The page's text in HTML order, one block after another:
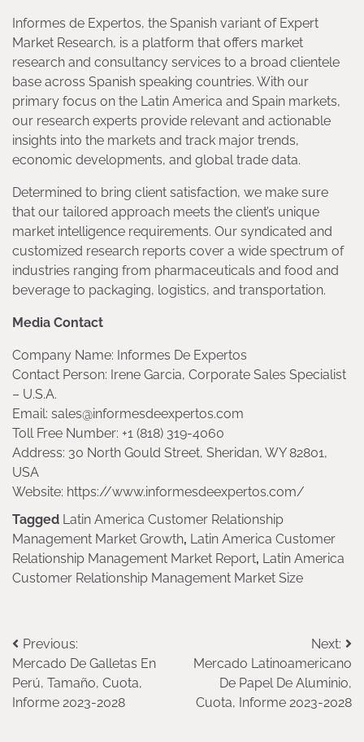
Informes de Expertos, the Spanish variant of Expert
Market Research, is a platform that offers market
research and consultancy services to a broad clientele
base across Spanish speaking countries. With our
primary focus on the Latin America and Spain markets,
our research experts provide relevant and actionable
insights into the markets and track major trends,
economic developments, and global trade data.
Determined to bring client satisfaction, we make sure
that our tailored approach meets the client’s unique
market intelligence requirements. Our syndicated and
customized research reports cover a wide spectrum of
industries ranging from pharmaceuticals and food and
beverage to packaging, logistics, and transportation.
Media Contact
Company Name: Informes De Expertos
Contact Person: Irene Garcia, Corporate Sales Specialist
– U.S.A.
Email: sales@informesdeexpertos.com
Toll Free Number: +1 (818) 319-4060
Address: 30 North Gould Street, Sheridan, WY 82801,
USA
Website: https://www.informesdeexpertos.com/
Tagged Latin America Customer Relationship
Management Market Growth, Latin America Customer
Relationship Management Market Report, Latin America
Customer Relationship Management Market Size
Post
navigation
Previous:
Mercado De Galletas En
Perú, Tamaño, Cuota,
Informe 2023-2028
Next:
Mercado Latinoamericano
De Papel De Aluminio,
Cuota, Informe 2023-2028